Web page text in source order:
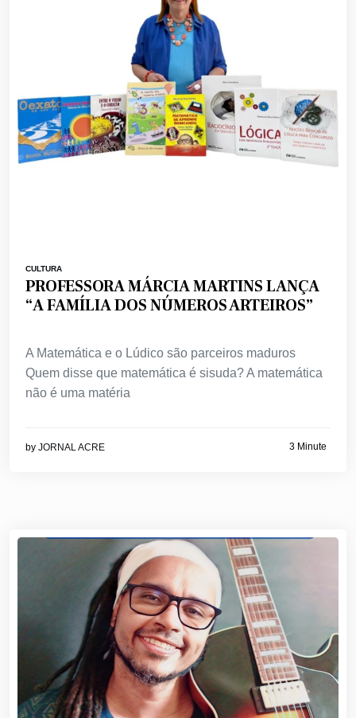
CULTURA
PROFESSORA MÁRCIA MARTINS LANÇA
“A FAMÍLIA DOS NÚMEROS ARTEIROS”
A Matemática e o Lúdico são parceiros maduros
Quem disse que matemática é sisuda? A matemática
não é uma matéria
by JORNAL ACRE 3 Minute